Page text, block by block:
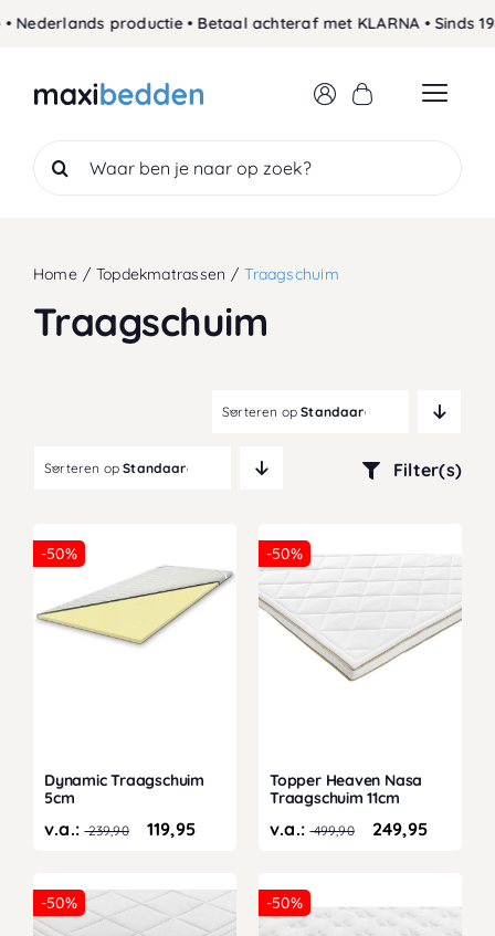
productie • Betaal achteraf met KLARNA • Sinds
Search
for:
Home Topdekmatrassen Traagschuim
Traagschuim
Sorteren opStandaardvolgorde
Sorteren opStandaardvolgorde Filter(s)
-50%
Dynamic Traagschuim
5cm
v.a.:239,90 119,95
-50%
Topper Heaven Nasa
Traagschuim 11cm
v.a.:499,90 249,95
-50% -50%